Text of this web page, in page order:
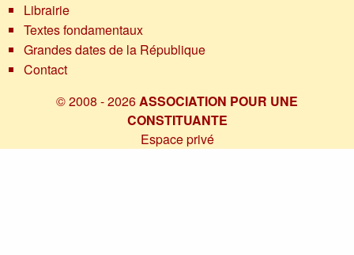
Librairie
Textes fondamentaux
Grandes dates de la République
Contact
© 2008 - 2026ASSOCIATION POUR UNE
CONSTITUANTE
Espace privé